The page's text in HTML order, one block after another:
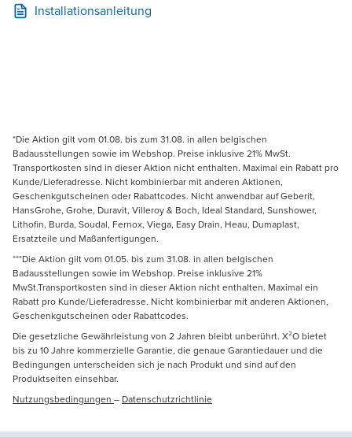
Installationsanleitung
*Die Aktion gilt vom 01.08. bis zum 31.08. in allen belgischen
Badausstellungen sowie im Webshop. Preise inklusive 21% MwSt.
Transportkosten sind in dieser Aktion nicht enthalten. Maximal ein Rabatt pro
Kunde/Lieferadresse. Nicht kombinierbar mit anderen Aktionen,
Geschenkgutscheinen oder Rabattcodes. Nicht anwendbar auf Geberit,
HansGrohe, Grohe, Duravit, Villeroy & Boch, Ideal Standard, Sunshower,
Lithofin, Burda, Soudal, Fernox, Viega, Easy Drain, Heau, Dumaplast,
Ersatzteile und Maßanfertigungen.
***Die Aktion gilt vom 01.05. bis zum 31.08. in allen belgischen
Badausstellungen sowie im Webshop. Preise inklusive 21%
MwSt.Transportkosten sind in dieser Aktion nicht enthalten. Maximal ein
Rabatt pro Kunde/Lieferadresse. Nicht kombinierbar mit anderen Aktionen,
Geschenkgutscheinen oder Rabattcodes.
Die gesetzliche Gewährleistung von 2 Jahren bleibt unberührt. X²O bietet
bis zu 10 Jahre kommerzielle Garantie, die genaue Garantiedauer und die
Bedingungen unterscheiden sich je nach Produkt und sind auf den
Produktseiten einsehbar.
Nutzungsbedingungen – Datenschutzrichtlinie